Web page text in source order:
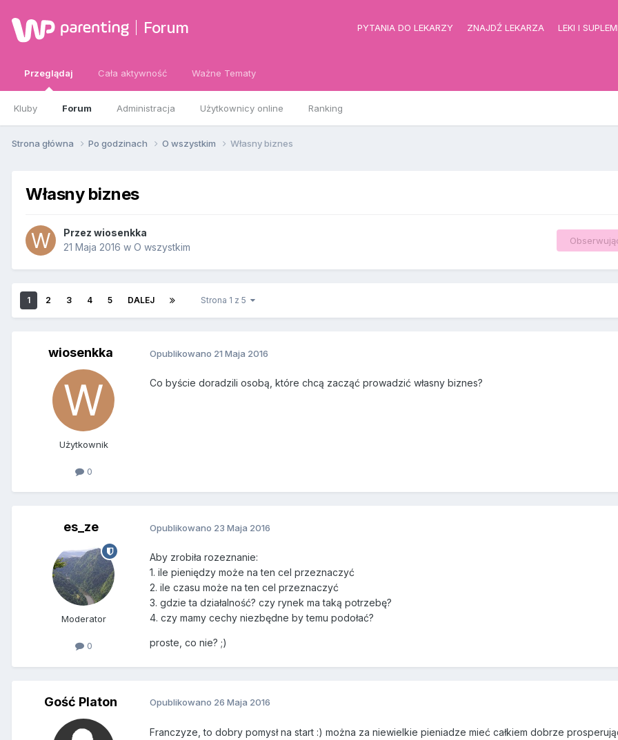
Forum PYTANIA DO LEKARZY ZNAJDŹ LEKARZA LEKI I
Przeglądaj
Kluby Forum Administracja Użytkownicy online Ranking
Cała aktywność Ważne Tematy
Strona główna Po godzinach O wszystkim Własny biznes
Własny biznes
Przez wiosenkka
21 Maja 2016 w O wszystkim
1 2 3 4 5 DALEJ Strona 1 z 5
wiosenkka
Użytkownik
0
Opublikowano 21 Maja 2016
Co byście doradzili osobą, które chcą zacząć prowadzić własny biznes?
es_ze
Moderator
0
Opublikowano 23 Maja 2016
Aby zrobiła rozeznanie:
1. ile pieniędzy może na ten cel przeznaczyć
2. ile czasu może na ten cel przeznaczyć
3. gdzie ta działalność? czy rynek ma taką potrzebę?
4. czy mamy cechy niezbędne by temu podołać?
proste, co nie? ;)
Gość Platon Opublikowano 26 Maja 2016
Franczyze, to dobry pomysł na start :) można za niewielkie pieniadze mieć całkiem dobrze